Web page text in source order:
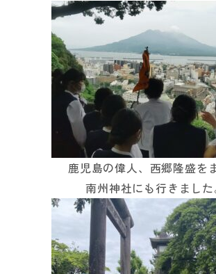
鹿児島の偉人、西郷隆盛を
南州神社にも行きました